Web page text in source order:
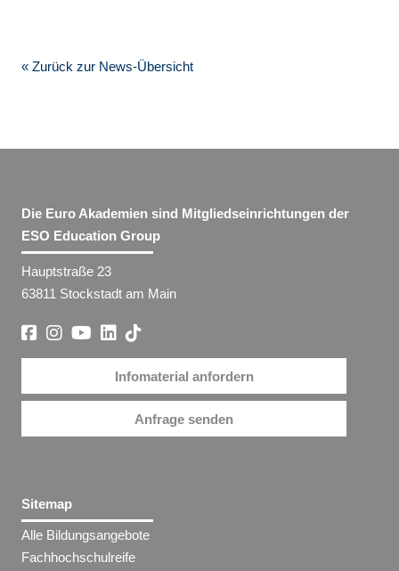
« Zurück zur News-Übersicht
Die Euro Akademien sind Mitgliedseinrichtungen der
ESO Education Group
Hauptstraße 23
63811 Stockstadt am Main
Infomaterial anfordern
Anfrage senden
Sitemap
Alle Bildungsangebote
Fachhochschulreife